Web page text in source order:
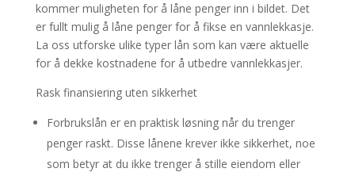
kommer muligheten for å låne penger inn i bildet. Det
er fullt mulig å låne penger for å fikse en vannlekkasje.
La oss utforske ulike typer lån som kan være aktuelle
for å dekke kostnadene for å utbedre vannlekkasjer.
Rask finansiering uten sikkerhet
Forbrukslån er en praktisk løsning når du trenger
penger raskt. Disse lånene krever ikke sikkerhet, noe
som betyr at du ikke trenger å stille eiendom eller